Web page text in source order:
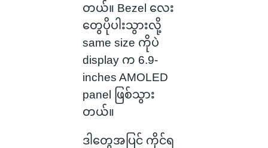
တယ်။ Bezel လေး
တွေပိုပါးသွားလို့
same size ကိုပဲ
display က 6.9-
inches AMOLED
panel ဖြစ်သွား
တယ်။
ဒါတွေအပြင် ကိုင်ရ